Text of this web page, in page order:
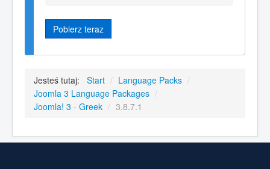
Pobierz teraz
Jesteś tutaj: Start / Language Packs /
Joomla 3 Language Packages /
Joomla! 3 - Greek / 3.8.7.1